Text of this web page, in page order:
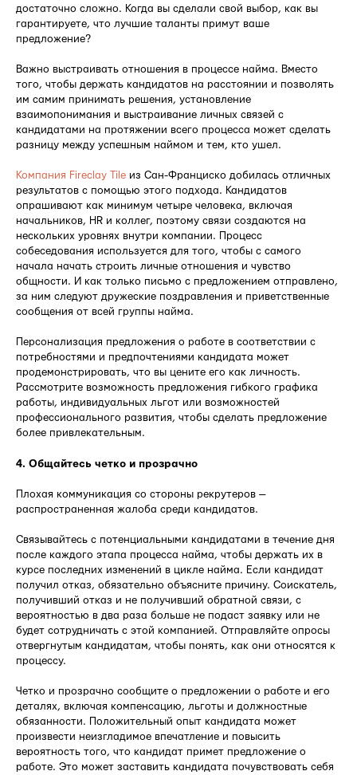
достаточно сложно. Когда вы сделали свой выбор, как вы
гарантируете, что лучшие таланты примут ваше
предложение?
Важно выстраивать отношения в процессе найма. Вместо
того, чтобы держать кандидатов на расстоянии и позволять
им самим принимать решения, установление
взаимопонимания и выстраивание личных связей с
кандидатами на протяжении всего процесса может сделать
разницу между успешным наймом и тем, кто ушел.
Компания Fireclay Tile из Сан-Франциско добилась отличных
результатов с помощью этого подхода. Кандидатов
опрашивают как минимум четыре человека, включая
начальников, HR и коллег, поэтому связи создаются на
нескольких уровнях внутри компании. Процесс
собеседования используется для того, чтобы с самого
начала начать строить личные отношения и чувство
общности. И как только письмо с предложением отправлено,
за ним следуют дружеские поздравления и приветственные
сообщения от всей группы найма.
Персонализация предложения о работе в соответствии с
потребностями и предпочтениями кандидата может
продемонстрировать, что вы цените его как личность.
Рассмотрите возможность предложения гибкого графика
работы, индивидуальных льгот или возможностей
профессионального развития, чтобы сделать предложение
более привлекательным.
4. Общайтесь четко и прозрачно
Плохая коммуникация со стороны рекрутеров —
распространенная жалоба среди кандидатов.
Связывайтесь с потенциальными кандидатами в течение дня
после каждого этапа процесса найма, чтобы держать их в
курсе последних изменений в цикле найма. Если кандидат
получил отказ, обязательно объясните причину. Соискатель,
получивший отказ и не получивший обратной связи, с
вероятностью в два раза больше не подаст заявку или не
будет сотрудничать с этой компанией. Отправляйте опросы
отвергнутым кандидатам, чтобы понять, как они относятся к
процессу.
Четко и прозрачно сообщите о предложении о работе и его
деталях, включая компенсацию, льготы и должностные
обязанности. Положительный опыт кандидата может
произвести неизгладимое впечатление и повысить
вероятность того, что кандидат примет предложение о
работе. Это может заставить кандидата почувствовать себя